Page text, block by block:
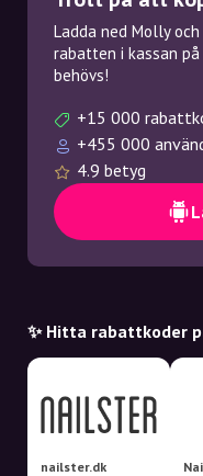
Ladda ned Molly
rabatten i kassan
behövs!
+15 000
+455 000
4.9 betyg
✨ Hitta rabattkoder
nailster.dk